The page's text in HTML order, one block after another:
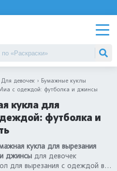
Для девочек
Бумажные куклы
с одеждой: футболка и джинсы
кукла для
футболка и
кукла для вырезания
джинсы для девочек
для вырезания с одеждой в